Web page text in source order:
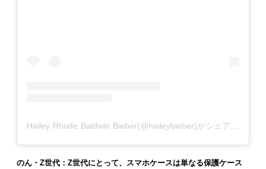
Hailey Rhode Baldwin Bieber(@haileybieber)がシェアした投稿
のん・Z世代：Z世代にとって、スマホケースは単なる保護ケース